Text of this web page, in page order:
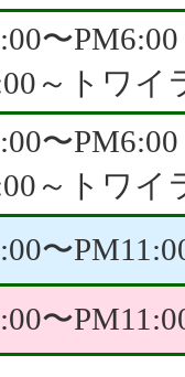
〜PM6:00
～トワイ
〜PM6:00
～トワイ
〜
〜